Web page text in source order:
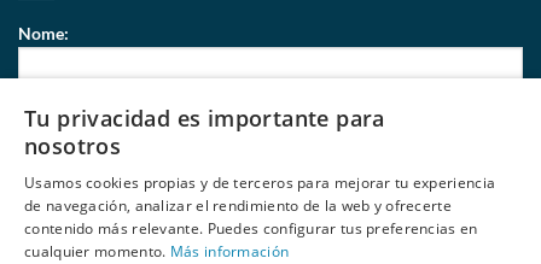
Nome:
Correio eletrónico:
de Behumax
Tu privacidad es importante para
nosotros
Usamos cookies propias y de terceros para mejorar tu experiencia
de navegación, analizar el rendimiento de la web y ofrecerte
contenido más relevante. Puedes configurar tus preferencias en
cualquier momento. Más información